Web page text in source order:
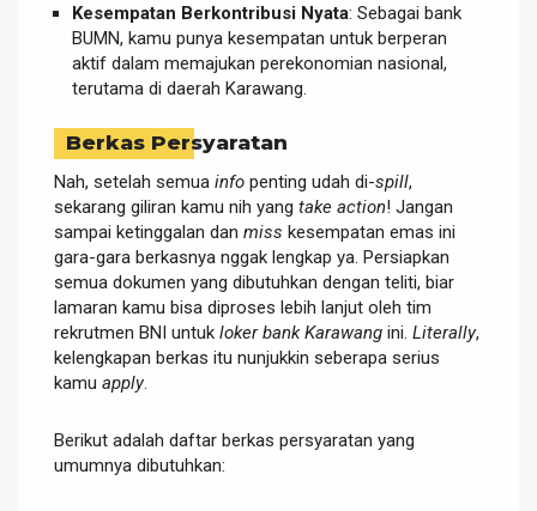
Kesempatan Berkontribusi Nyata: Sebagai bank
BUMN, kamu punya kesempatan untuk berperan
aktif dalam memajukan perekonomian nasional,
terutama di daerah Karawang.
Berkas Persyaratan
Nah, setelah semua info penting udah di-spill,
sekarang giliran kamu nih yang take action! Jangan
sampai ketinggalan dan miss kesempatan emas ini
gara-gara berkasnya nggak lengkap ya. Persiapkan
semua dokumen yang dibutuhkan dengan teliti, biar
lamaran kamu bisa diproses lebih lanjut oleh tim
rekrutmen BNI untuk loker bank Karawang ini. Literally,
kelengkapan berkas itu nunjukkin seberapa serius
kamu apply.
Berikut adalah daftar berkas persyaratan yang
umumnya dibutuhkan: